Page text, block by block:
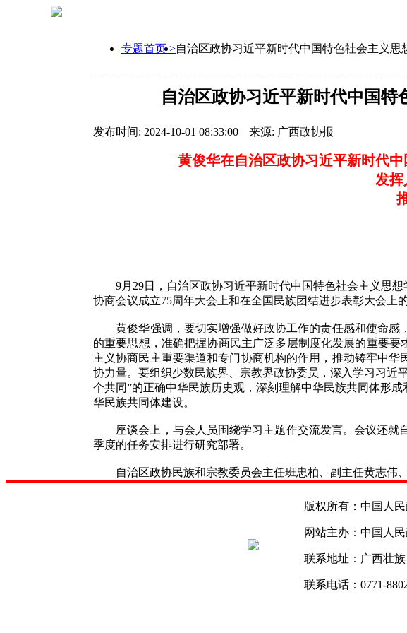
专题首页 >自治区政协习近平新时代中国特色社会主义
自治区政协习近平新时代中国
发布时间: 2024-10-01 08:33:00 来源: 广西政协报
黄俊华在自治区政协习近平新时代
发挥
9月29日，自治区政协习近平新时代中国特色社会主义思想
协商会议成立75周年大会上和在全国民族团结进步表彰大会上
黄俊华强调，要切实增强做好政协工作的责任感和使命感
的重要思想，准确把握协商民主广泛多层制度化发展的重要
主义协商民主重要渠道和专门协商机构的作用，推动铸牢中
协力量。要组织少数民族界、宗教界政协委员，深入学习习近
个共同”的正确中华民族历史观，深刻理解中华民族共同体形
华民族共同体建设。
座谈会上，与会人员围绕学习主题作交流发言。会议还就
季度的任务安排进行研究部署。
自治区政协民族和宗教委员会主任班忠柏、副主任黄志伟
版权所有：中国人
网站主办：中国人
联系地址：广西壮
联系电话：0771-